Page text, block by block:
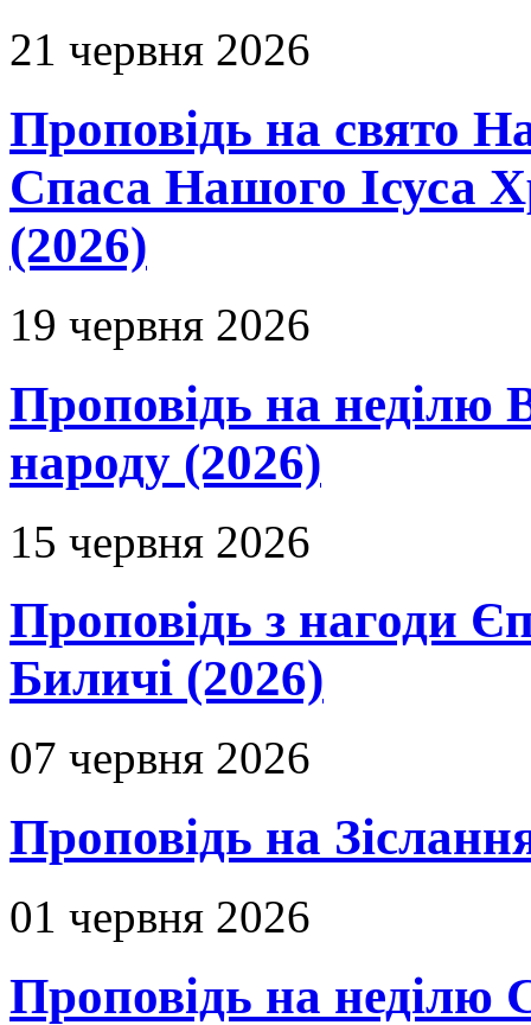
21 червня 2026
Проповідь на свято
Спаса Нашого Ісуса
(2026)
19 червня 2026
Проповідь на неділю
народу (2026)
15 червня 2026
Проповідь з нагоди
Биличі (2026)
07 червня 2026
Проповідь на
01 червня 2026
Проповідь на неділю